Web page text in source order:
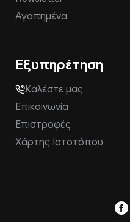
Αγαπημένα
Εξυπηρέτηση
Καλέστε μας
Επικοινωνία
Επιστροφές
Χάρτης Ιστοτόπου